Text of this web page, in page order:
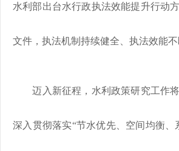
水利部出台水行政执法效能提升行动
文件，执法机制持续健全、执法效能不
迈入新征程，水利政策研究工作将
深入贯彻落实“节水优先、空间均衡